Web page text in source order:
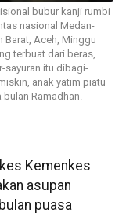
bubur kanji rumbi
nasional Medan-
Barat, Aceh, Minggu
terbuat dari beras,
sayuran itu dibagi-
anak yatim piatu
Ramadhan.
Kemenkes
asupan
puasa